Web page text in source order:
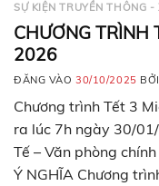
SỰ KIỆN TRUYỀN THÔNG
CHƯƠNG TRÌNH
2026
ĐĂNG VÀO30/10/2025
Chương trình Tết 3
ra lúc 7h ngày 30/
Tế – Văn phòng
Ý NGHĨA Chương